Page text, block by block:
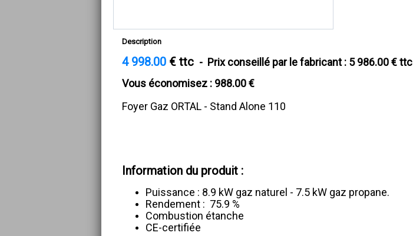
Description
4 998.00 € ttc - Prix conseillé par le fabricant : 5 986.00 € ttc
Vous économisez : 988.00 €
Foyer Gaz ORTAL - Stand Alone 110
Information du produit :
Puissance : 8.9 kW gaz naturel - 7.5 kW gaz propane.
Rendement : 75.9 %
Combustion étanche
CE-certifiée